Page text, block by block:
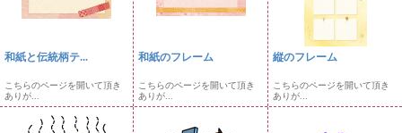
和紙と伝統柄テ...
こちらのページを開いて頂き
ありが...
和紙のフレーム
こちらのページを開いて頂き
ありが...
縦のフレーム
こちらのページを開いて頂き
ありが...